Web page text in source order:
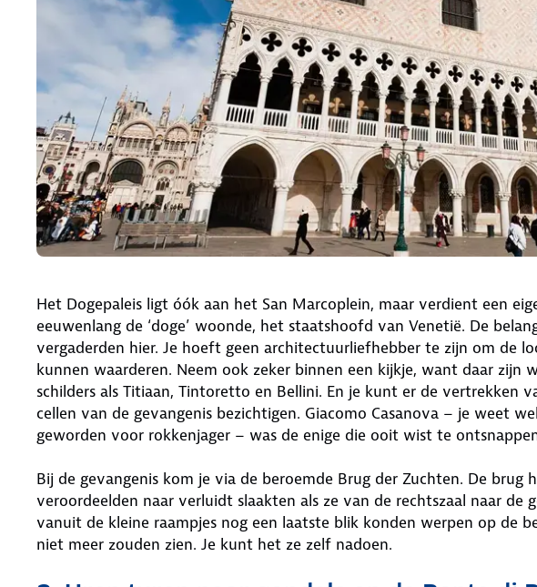
Het Dogepaleis ligt óók aan het San Marcoplein, maar verdient een
eeuwenlang de ‘doge’ woonde, het staatshoofd van Venetië. De
vergaderden hier. Je hoeft geen architectuurliefhebber te zijn om de
kunnen waarderen. Neem ook zeker binnen een kijkje, want daar zijn
schilders als Titiaan, Tintoretto en Bellini. En je kunt er de vertrekken
cellen van de gevangenis bezichtigen. Giacomo Casanova – je weet
geworden voor rokkenjager – was de enige die ooit wist te
Bij de gevangenis kom je via de beroemde Brug der Zuchten. De brug
veroordeelden naar verluidt slaakten als ze van de rechtszaal naar de
vanuit de kleine raampjes nog een laatste blik konden werpen op de
niet meer zouden zien. Je kunt het ze zelf nadoen.